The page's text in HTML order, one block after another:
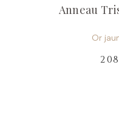
Anneau
Or
2